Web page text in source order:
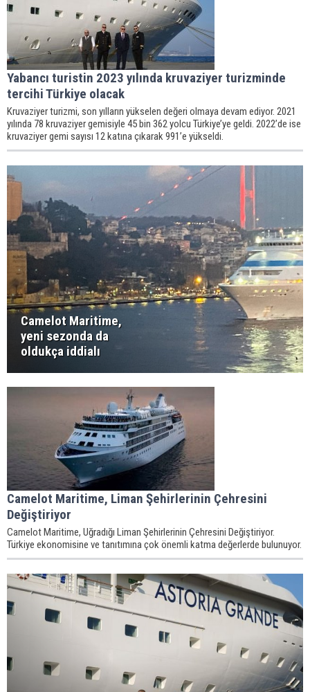
Yabancı turistin 2023 yılında kruvaziyer turizminde
tercihi Türkiye olacak
Kruvaziyer turizmi, son yılların yükselen değeri olmaya devam ediyor. 2021
yılında 78 kruvaziyer gemisiyle 45 bin 362 yolcu Türkiye’ye geldi. 2022’de ise
kruvaziyer gemi sayısı 12 katına çıkarak 991’e yükseldi.
Camelot Maritime,
yeni sezonda da
oldukça iddialı
Camelot Maritime, Liman Şehirlerinin Çehresini
Değiştiriyor
Camelot Maritime, Uğradığı Liman Şehirlerinin Çehresini Değiştiriyor.
Türkiye ekonomisine ve tanıtımına çok önemli katma değerlerde bulunuyor.